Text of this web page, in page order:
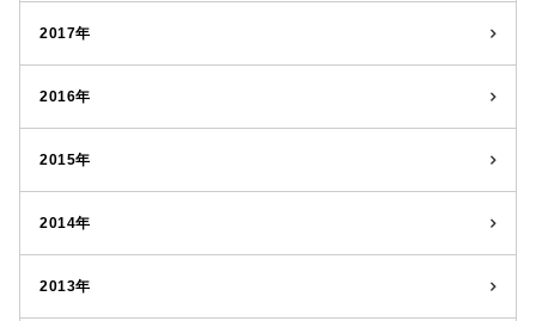
2017年
2016年
2015年
2014年
2013年